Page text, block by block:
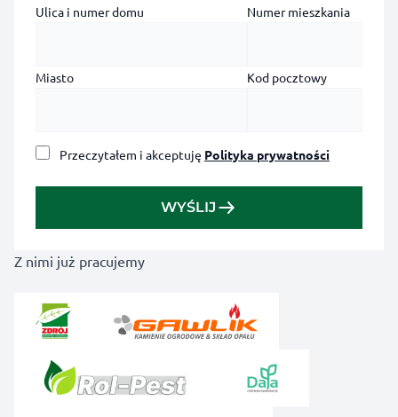
Ulica i numer domu Numer mieszkania
Miasto Kod pocztowy
Przeczytałem i akceptuję Polityka prywatności
WYŚLIJ
Z nimi już pracujemy